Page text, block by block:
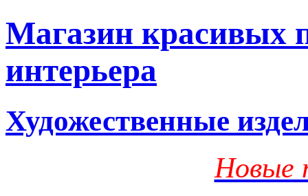
Магазин красивых
интерьера
Художественные
Новые